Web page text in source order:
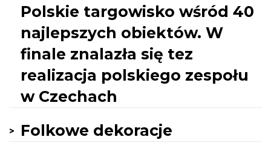
Polskie targowisko wśród 40
najlepszych obiektów. W
finale znalazła się tez
realizacja polskiego zespołu
w Czechach
Folkowe dekoracje